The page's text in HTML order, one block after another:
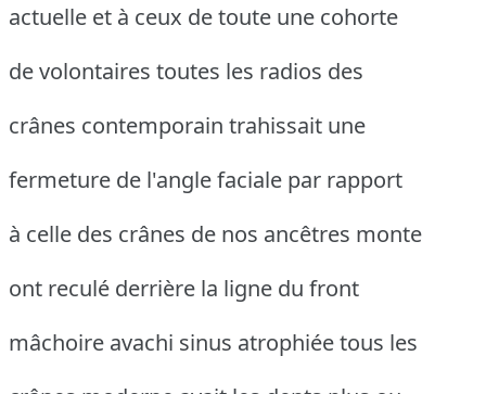
actuelle et à ceux de toute une cohorte
de volontaires toutes les radios des
crânes contemporain trahissait une
fermeture de l'angle faciale par rapport
à celle des crânes de nos ancêtres monte
ont reculé derrière la ligne du front
mâchoire avachi sinus atrophiée tous les